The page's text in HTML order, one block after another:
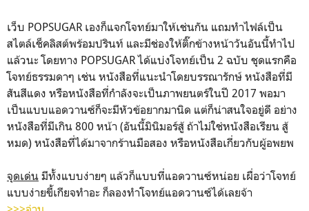
เว็บ POPSUGAR เองก็แจกโจทย์มาให้เช่นกัน แถมทำไฟล์เป็น
สไตล์เช็คลิสต์พร้อมปรินท์ และมีช่องให้ติ๊กข้างหน้าวันอันนี้ทำไป
แล้วนะ โดยทาง POPSUGAR ได้แบ่งโจทย์เป็น 2 ฉบับ ชุดแรกคือ
โจทย์ธรรมดาๆ เช่น หนังสือที่แนะนำโดยบรรณารักษ์ หนังสือที่มี
สันสีแดง หรือหนังสือที่กำลังจะเป็นภาพยนตร์ในปี 2017 พอมา
เป็นแบบแอดวานซ์ก็จะมีหัวข้อยากมานิด แต่ก็น่าสนใจอยู่ดี อย่าง
หนังสือที่มีเกิน 800 หน้า (อันนี้มินิมอร์สู้ ถ้าไม่ใช่หนังสือเรียน สู้
หมด) หนังสือที่ได้มาจากร้านมือสอง หรือหนังสือเกี่ยวกับผู้อพยพ
จุดเด่น มีทั้งแบบง่ายๆ แล้วก็แบบที่แอดวานซ์หน่อย เผื่อว่าโจทย์
แบบง่ายขี้เกียจทำอะ ก็ลองทำโจทย์แอดวานซ์ได้เลยจ้า